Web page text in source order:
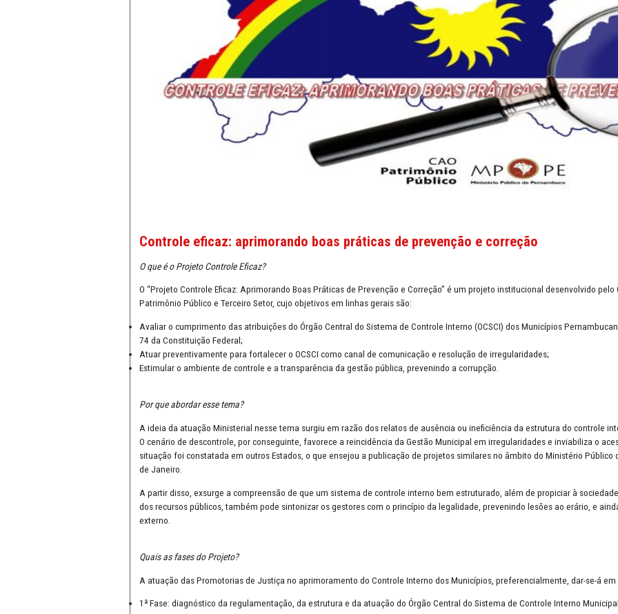
Controle eficaz: aprimorando boas práticas de prevenção e
O que é o Projeto Controle Eficaz?
Patrimônio Público e Terceiro Setor, cujo objetivos em linhas gerais são:
Avaliar o cumprimento das atribuições do Órgão Central do Sistema de Controle Interno (OCSCI)
74 da Constituição Federal;
Atuar preventivamente para fortalecer o OCSCI como canal de comunicação e resolução de
Estimular o ambiente de controle e a transparência da gestão pública, prevenindo a corrupção.
A ideia da atuação Ministerial nesse tema surgiu em razão dos relatos de ausência ou ineficiência
O cenário de descontrole, por conseguinte, favorece a reincidência da Gestão Municipal em
situação foi constatada em outros Estados, o que ensejou a publicação de projetos similares no
de Janeiro.